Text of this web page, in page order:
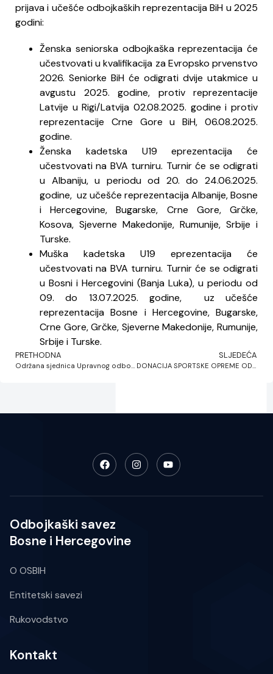
prijava i učešće odbojkaških reprezentacija BiH u 2025
godini:
Ženska seniorska odbojkaška reprezentacija će
učestvovati u kvalifikacija za Evropsko prvenstvo
2026. Seniorke BiH će odigrati dvije utakmice u
avgustu 2025. godine, protiv reprezentacije
Latvije u Rigi/Latvija 02.08.2025. godine i protiv
reprezentacije Crne Gore u BiH, 06.08.2025.
godine.
Ženska kadetska U19 eprezentacija će
učestvovati na BVA turniru. Turnir će se odigrati
u Albaniju, u periodu od 20. do 24.06.2025.
godine, uz učešće reprezentacija Albanije, Bosne
i Hercegovine, Bugarske, Crne Gore, Grčke,
Kosova, Sjeverne Makedonije, Rumunije, Srbije i
Turske.
Muška kadetska U19 eprezentacija će
učestvovati na BVA turniru. Turnir će se odigrati
u Bosni i Hercegovini (Banja Luka), u periodu od
09. do 13.07.2025. godine, uz učešće
reprezentacija Bosne i Hercegovine, Bugarske,
Crne Gore, Grčke, Sjeverne Makedonije, Rumunije,
Srbije i Turske.
PRETHODNA
Održana sjednica Upravnog odbora OS BiH
SLJEDEĆA
DONACIJA SPORTSKE OPREME OD STRANE FIVB
Odbojkaški savez
Bosne i Hercegovine
O OSBIH
Entitetski savezi
Rukovodstvo
Kontakt